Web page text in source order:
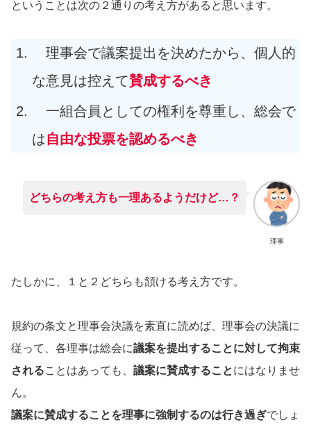
ということは次の２通りの考え方があると思います。
理事会で議案提出を決めたから、個人的
な意見は控えて賛成するべき
一組合員としての権利を尊重し、総会で
は自由な投票を認めるべき
理事
どちらの考え方も一理あるようだけど…？
たしかに、１と２どちらも頷ける考え方です。
規約の条文と理事会決議を素直に読めば、理事会の決議に
従って、各理事は総会に議案を提出することに対して拘束
されることはあっても、 議案に賛成することにはなりませ
ん。
議案に賛成することを理事に強制するのは行き過ぎでしょ